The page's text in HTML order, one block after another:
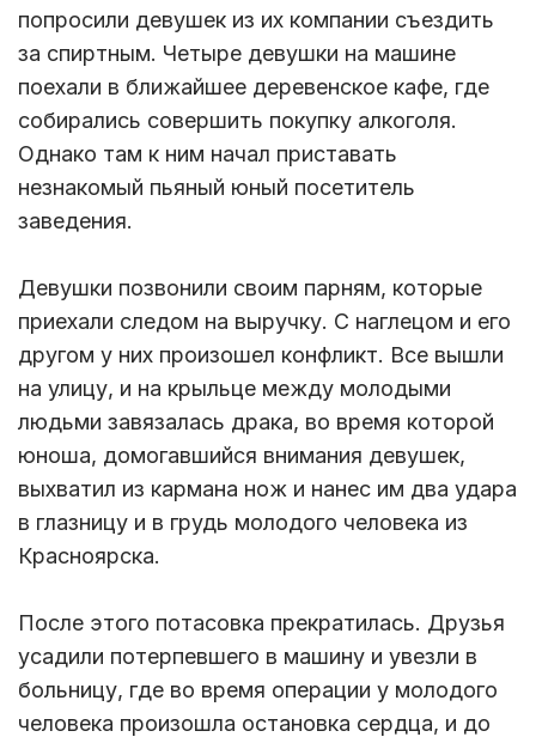
попросили девушек из их компании съездить
за спиртным. Четыре девушки на машине
поехали в ближайшее деревенское кафе, где
собирались совершить покупку алкоголя.
Однако там к ним начал приставать
незнакомый пьяный юный посетитель
заведения.
Девушки позвонили своим парням, которые
приехали следом на выручку. С наглецом и его
другом у них произошел конфликт. Все вышли
на улицу, и на крыльце между молодыми
людьми завязалась драка, во время которой
юноша, домогавшийся внимания девушек,
выхватил из кармана нож и нанес им два удара
в глазницу и в грудь молодого человека из
Красноярска.
После этого потасовка прекратилась. Друзья
усадили потерпевшего в машину и увезли в
больницу, где во время операции у молодого
человека произошла остановка сердца, и до